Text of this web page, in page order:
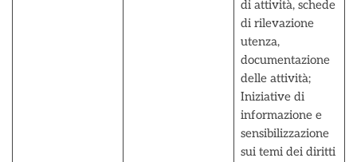
di attività, schede
di rilevazione
utenza,
documentazione
delle attività;
Iniziative di
informazione e
sensibilizzazione
sui temi dei diritti